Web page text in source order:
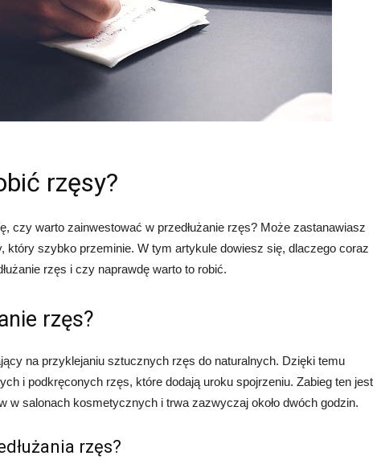
rzęsy?
czy warto zainwestować w przedłużanie rzęs? Może zastanawiasz
który szybko przeminie. W tym artykule dowiesz się, dlaczego coraz
rzęs i czy naprawdę warto to robić.
rzęs?
na przyklejaniu sztucznych rzęs do naturalnych. Dzięki temu
i podkręconych rzęs, które dodają uroku spojrzeniu. Zabieg ten jest
w salonach kosmetycznych i trwa zazwyczaj około dwóch godzin.
rzęs?